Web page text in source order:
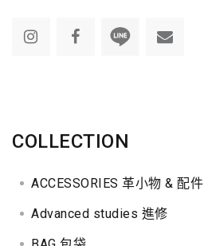
COLLECTION
ACCESSORIES 革小物 & 配件
Advanced studies 進修